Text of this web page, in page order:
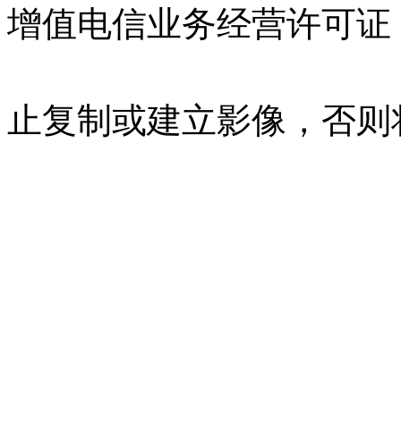
增值电信业务经营许可证
止复制或建立影像，否